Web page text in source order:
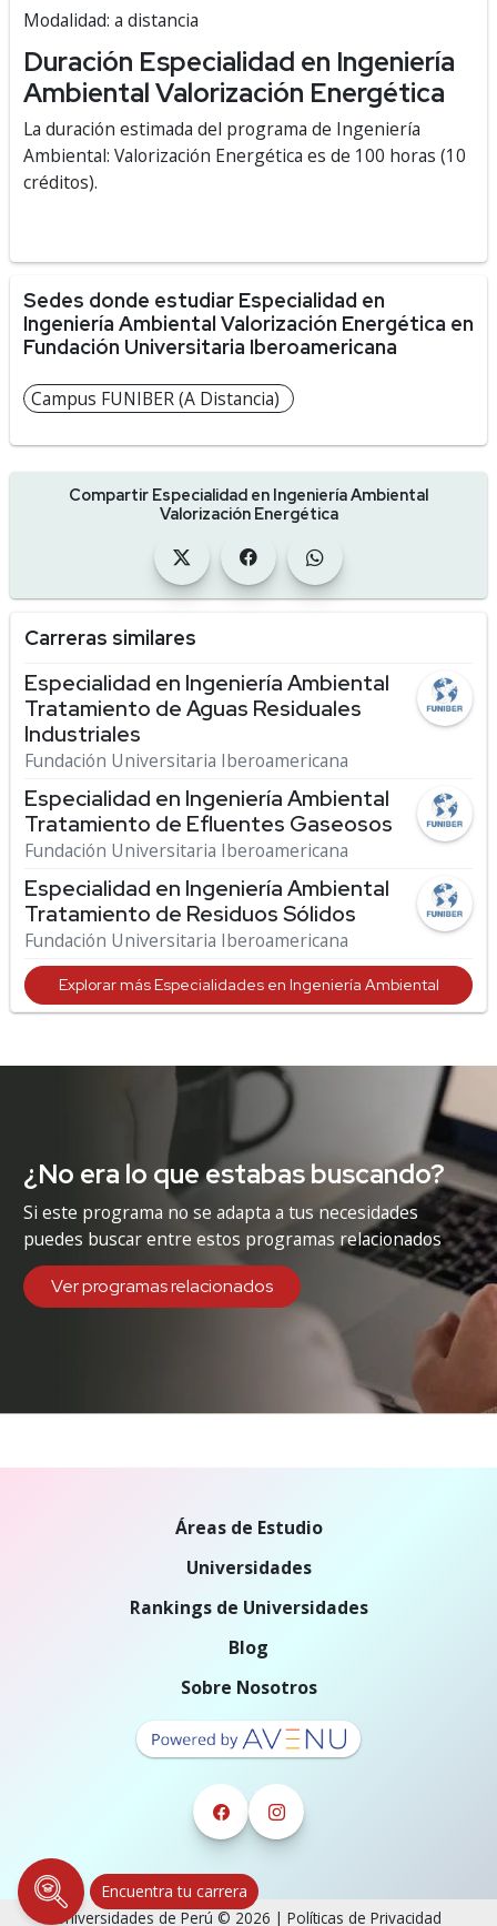
Modalidad: a distancia
Duración Especialidad en Ingeniería
Ambiental Valorización Energética
La duración estimada del programa de Ingeniería
Ambiental: Valorización Energética es de 100 horas (10
créditos).
Sedes donde estudiar Especialidad en
Ingeniería Ambiental Valorización Energética en
Fundación Universitaria Iberoamericana
Campus FUNIBER (A Distancia)
Compartir Especialidad en Ingeniería Ambiental
Valorización Energética
Carreras similares
Especialidad en Ingeniería Ambiental
Tratamiento de Aguas Residuales
Industriales
Fundación Universitaria Iberoamericana
Especialidad en Ingeniería Ambiental
Tratamiento de Efluentes Gaseosos
Fundación Universitaria Iberoamericana
Especialidad en Ingeniería Ambiental
Tratamiento de Residuos Sólidos
Fundación Universitaria Iberoamericana
Explorar más Especialidades en Ingeniería Ambiental
¿No era lo que estabas buscando?
Si este programa no se adapta a tus necesidades
puedes buscar entre estos programas relacionados
Ver programas relacionados
Encuentra tu carrera
Áreas de Estudio
Universidades
Rankings de Universidades
Blog
Sobre Nosotros
Universidades de Perú © 2026 | Políticas de Privacidad